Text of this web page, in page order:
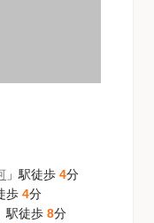
」駅徒歩 4分
歩 4分
駅徒歩 8分